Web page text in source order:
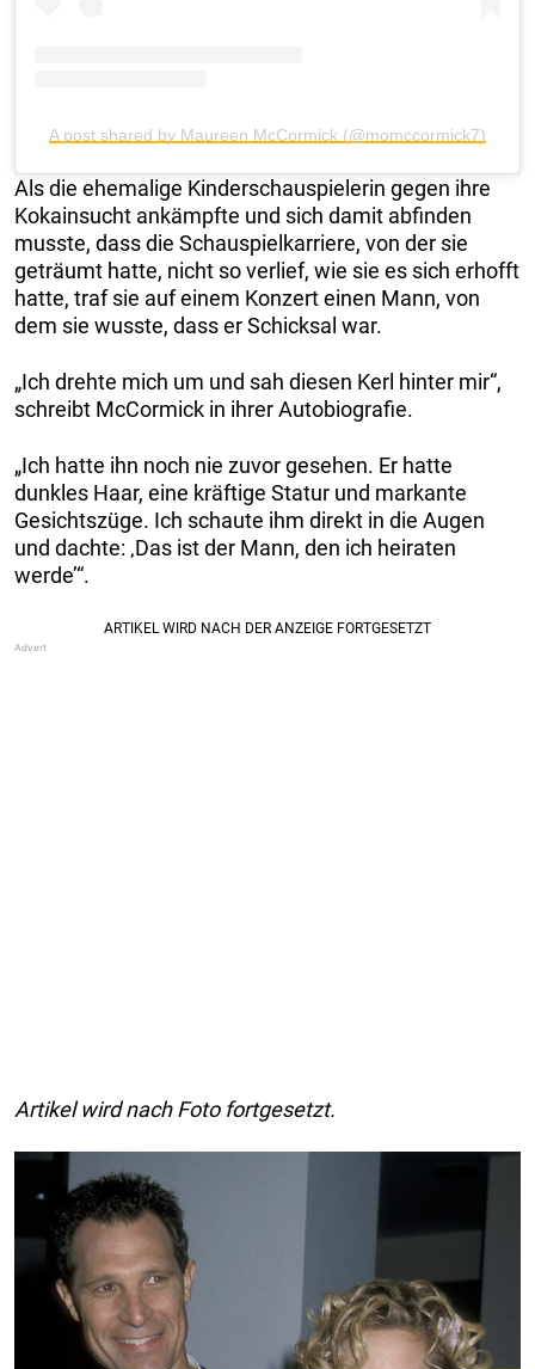
A post shared by Maureen McCormick (@momccormick7)
Als die ehemalige Kinderschauspielerin gegen ihre
Kokainsucht ankämpfte und sich damit abfinden
musste, dass die Schauspielkarriere, von der sie
geträumt hatte, nicht so verlief, wie sie es sich erhofft
hatte, traf sie auf einem Konzert einen Mann, von
dem sie wusste, dass er Schicksal war.
„Ich drehte mich um und sah diesen Kerl hinter mir“,
schreibt McCormick in ihrer Autobiografie.
„Ich hatte ihn noch nie zuvor gesehen. Er hatte
dunkles Haar, eine kräftige Statur und markante
Gesichtszüge. Ich schaute ihm direkt in die Augen
und dachte: ‚Das ist der Mann, den ich heiraten
werde’“.
Artikel wird nach Foto fortgesetzt.